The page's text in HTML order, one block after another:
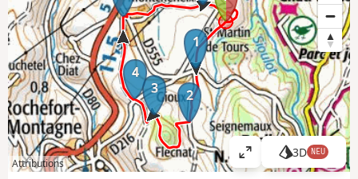
1
2
3
4
Attributions
K
3D NEU